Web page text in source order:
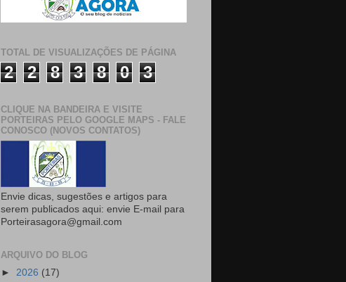
TOTAL DE VISUALIZAÇÕES DE PÁGINA
2 2 8 3 8 0 3
CLIQUE NA BANDEIRA E VISITE
PORTEIRAS PELO GOOGLE MAPS - FALE
CONOSCO (NOVOS CONTATOS)
Envie dicas, sugestões e artigos para
serem publicados aqui: envie E-mail para
Porteirasagora@gmail.com
ARQUIVO DO BLOG
► 2026 (17)